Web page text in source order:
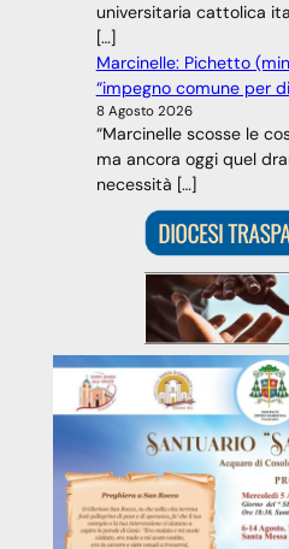
universitaria cattolica
[…]
Marcinelle: Pichetto
“impegno comune per
8 Agosto 2026
“Marcinelle scosse le
ma ancora oggi quel
necessità […]